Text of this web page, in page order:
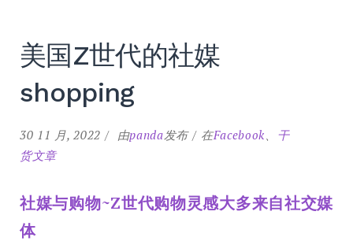
美国Z世代的社媒
shopping
30 11 月, 2022 由panda发布 在Facebook
干
货文章
社媒与购物~Z世代购物灵感大多来自社交媒
体